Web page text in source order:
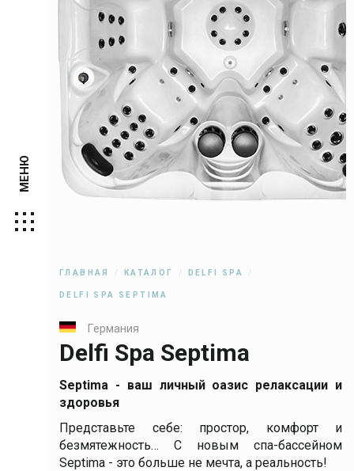
МЕНЮ
ГЛАВНАЯ КАТАЛОГ DELFI SPA
DELFI SPA SEPTIMA
Германия
Delfi Spa Septima
Septima - ваш личный оазис релаксации и
здоровья
Представьте себе: простор, комфорт и
безмятежность… С новым спа-бассейном
Septima - это больше не мечта, а реальность!